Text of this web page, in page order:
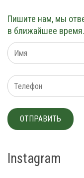
Пишите нам, мы
в ближайшее время.
Instagram